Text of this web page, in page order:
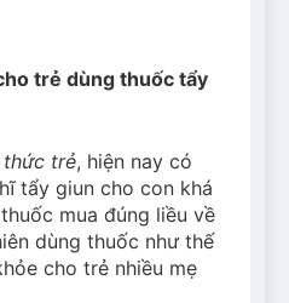
trẻ dùng thuốc tẩy
thức trẻ, hiện nay có
tẩy giun cho con khá
mua đúng liều về
dùng thuốc như thế
cho trẻ nhiều mẹ